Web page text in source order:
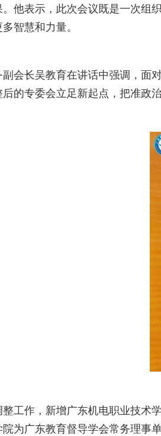
他表示，此次会议既是一次组
智慧和力量。
会长吴教育在讲话中强调，面
的专委会立足新起点，把准政
工作，新增广东机电职业技术
为广东教育督导学会常务理事